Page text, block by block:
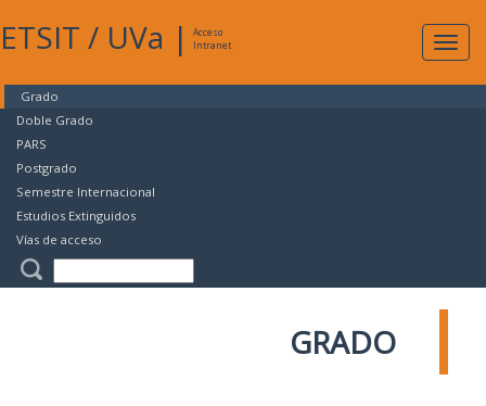
ETSIT / UVa |
Acceso
Intranet
Grado
Doble Grado
PARS
Postgrado
Semestre Internacional
Estudios Extinguidos
Vías de acceso
GRADO